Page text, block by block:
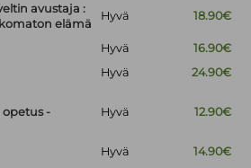
avustaja :
elämä
Hyvä 18.90€
Hyvä
16.90€
Hyvä
24.90€
-
Hyvä 12.90€
Hyvä 14.90€